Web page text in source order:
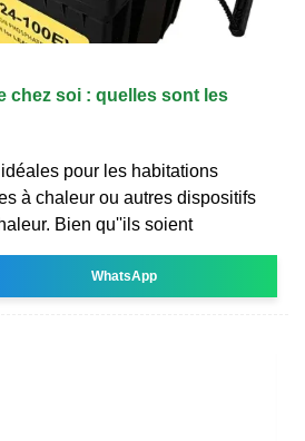
chez soi : quelles sont les
pour les habitations
à chaleur ou autres dispositifs
Bien qu''ils soient
WhatsApp